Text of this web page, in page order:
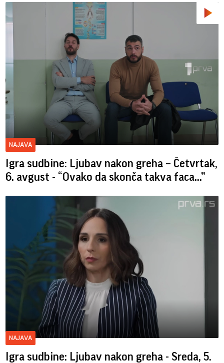
NAJAVA
Igra sudbine: Ljubav nakon greha – Četvrtak,
6. avgust - “Ovako da skonča takva faca…”
NAJAVA
Igra sudbine: Ljubav nakon greha - Sreda, 5.